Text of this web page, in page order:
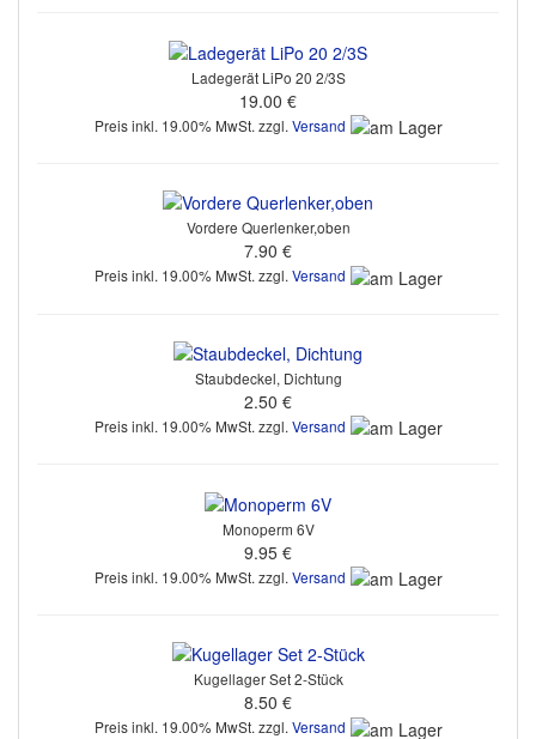
Ladegerät LiPo 20 2/3S
19.00 €
Preis inkl. 19.00% MwSt. zzgl. Versand
Vordere Querlenker,oben
7.90 €
Preis inkl. 19.00% MwSt. zzgl. Versand
Staubdeckel, Dichtung
2.50 €
Preis inkl. 19.00% MwSt. zzgl. Versand
Monoperm 6V
9.95 €
Preis inkl. 19.00% MwSt. zzgl. Versand
Kugellager Set 2-Stück
8.50 €
Preis inkl. 19.00% MwSt. zzgl. Versand